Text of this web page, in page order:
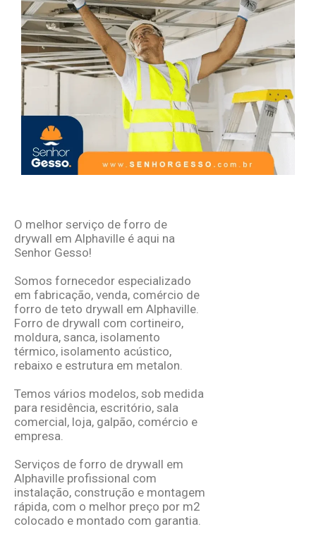
O melhor serviço de forro de
drywall em Alphaville é aqui na
Senhor Gesso!
Somos fornecedor especializado
em fabricação, venda, comércio de
forro de teto drywall em Alphaville.
Forro de drywall com cortineiro,
moldura, sanca, isolamento
térmico, isolamento acústico,
rebaixo e estrutura em metalon.
Temos vários modelos, sob medida
para residência, escritório, sala
comercial, loja, galpão, comércio e
empresa.
Serviços de forro de drywall em
Alphaville profissional com
instalação, construção e montagem
rápida, com o melhor preço por m2
colocado e montado com garantia.